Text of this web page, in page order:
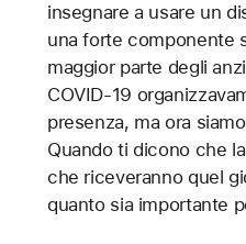
insegnare a usare un
una forte componente
maggior parte degli
COVID-19
presenza, ma ora
Quando ti dicono che
che riceveranno quel
quanto sia importante